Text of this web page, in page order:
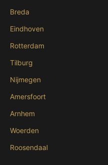
Breda
Eindhoven
Rotterdam
Tilburg
Nijmegen
Amersfoort
Arnhem
Woerden
Roosendaal